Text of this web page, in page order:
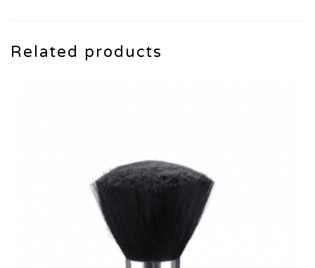
Related products